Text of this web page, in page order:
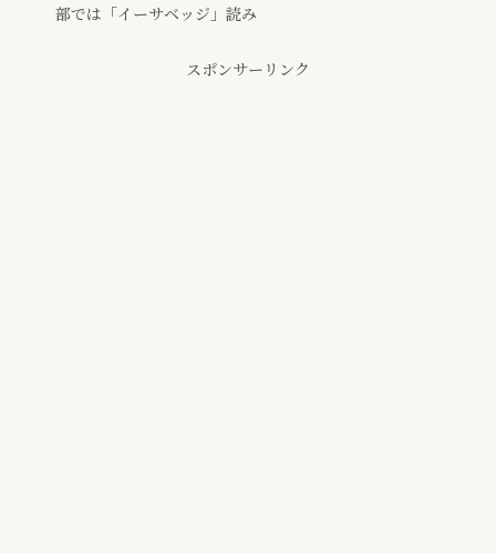
部では「イーサベッジ」読み
スポンサーリンク